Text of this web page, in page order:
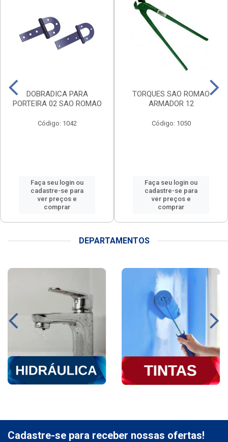
DOBRADICA PARA
PORTEIRA 02 SAO ROMAO
Código: 1042
Faça seu login ou
cadastre-se para
ver preços e
comprar
TORQUES SAO ROMAO
ARMADOR 12
Código: 1050
Faça seu login ou
cadastre-se para
ver preços e
comprar
DEPARTAMENTOS
Cadastre-se para receber nossas ofertas!